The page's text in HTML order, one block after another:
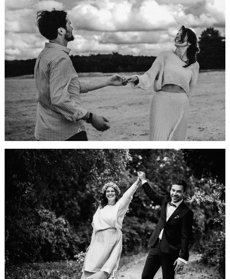
Alles Neu
macht der
Frühling
HIER GEHTS WEITER...
Standesamtliche
Trauung in
Stolberg
HIER GEHTS WEITER...